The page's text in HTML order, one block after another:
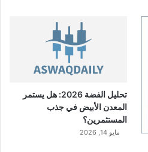
تحليل الفضة 2026: هل يستمر
المعدن الأبيض في جذب
المستثمرين؟
مايو 14, 2026